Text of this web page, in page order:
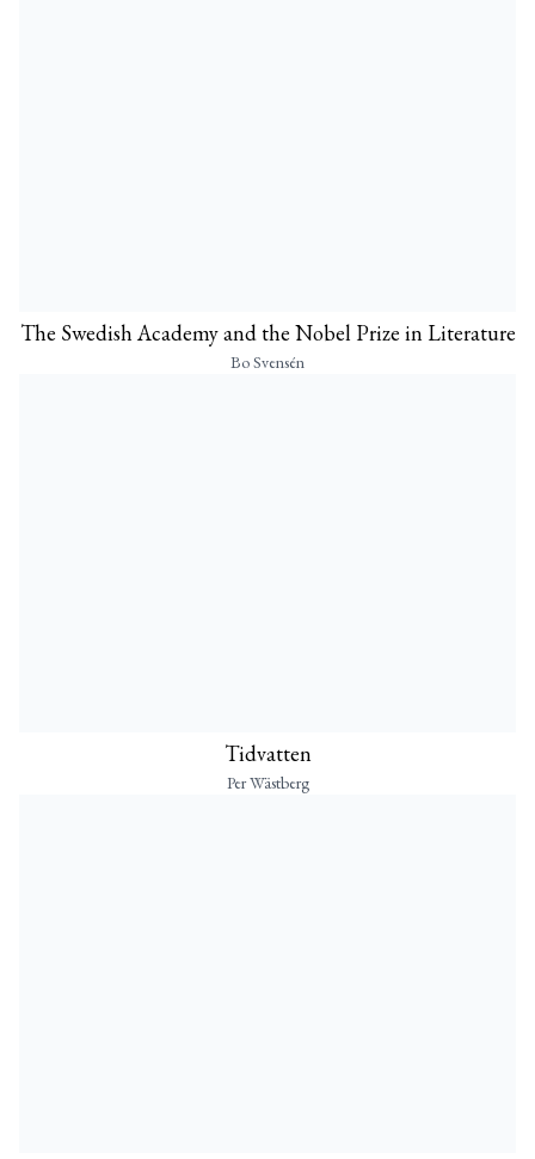
The Swedish Academy and the Nobel Prize in Literature
Bo Svensén
Tidvatten
Per Wästberg